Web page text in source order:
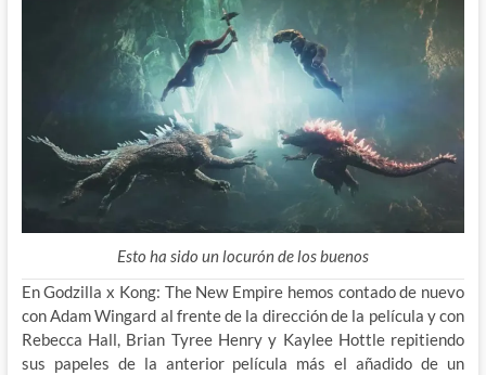
Esto ha sido un locurón de los buenos
En Godzilla x Kong: The New Empire hemos contado de nuevo
con Adam Wingard al frente de la dirección de la película y con
Rebecca Hall, Brian Tyree Henry y Kaylee Hottle repitiendo
sus papeles de la anterior película más el añadido de un